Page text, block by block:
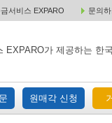
서비스 EXPARO 문의
EXPARO가 제공하는 한
원매각 신청
입 택배 주문 원매각